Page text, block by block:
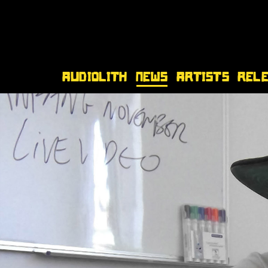
Audiolith News Artists